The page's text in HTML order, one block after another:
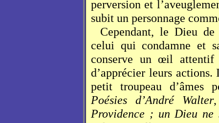
perversion et
subit un personnage
Cependant, le Dieu de
celui qui condamne et
conserve un œil attentif
d’apprécier leurs
petit troupeau d’âmes
Poésies d’André Walter
Providence ; un Dieu